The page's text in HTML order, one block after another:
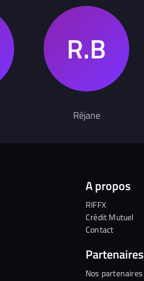
Réjane
A propos
RIFFX
Crédit Mutuel
Contact
Partenaires
Nos partenaires